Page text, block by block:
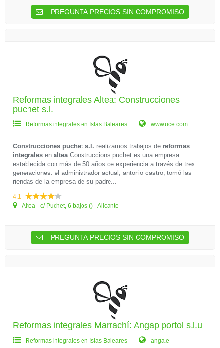
PREGUNTA PRECIOS SIN COMPROMISO
Reformas integrales Altea: Construcciones
puchet s.l.
Reformas integrales en Islas Baleares www.uce.com
Construcciones puchet s.l. realizamos trabajos de reformas
integrales en alteaConstruccions puchet es una empresa
establecida con más de 50 años de experiencia a través de tres
generaciones. el administrador actual, antonio castro, tomó las
riendas de la empresa de su padre...
4.1
Altea - c/ Puchet, 6 bajos () - Alicante
PREGUNTA PRECIOS SIN COMPROMISO
Reformas integrales Marrachí: Angap portol s.l.u
Reformas integrales en Islas Baleares anga.e